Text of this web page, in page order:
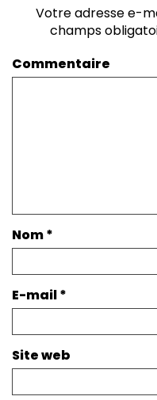
Votre adresse e-
champs
Commentaire
Nom*
E-mail*
Site web